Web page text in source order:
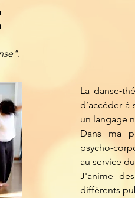
.
La
d’accéder
un langage
Dans ma
psycho-
au service
J'anime
différents